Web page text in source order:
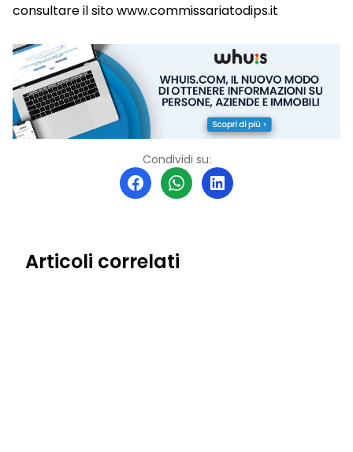
consultare il sitowww.commissariatodips.it
Condividi su:
Articoli correlati